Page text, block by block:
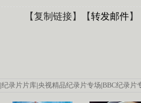
【复制链接】【转发邮件】
|纪录片片库|央视精品纪录片专场|BBC纪录片